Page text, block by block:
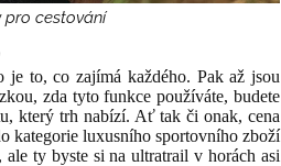
pro cestování
to, co zajímá každého. Pak až jsou
zda tyto funkce používáte, budete
který trh nabízí. Ať tak či onak, cena
kategorie luxusního sportovního zboží
ty byste si na ultratrail v horách asi